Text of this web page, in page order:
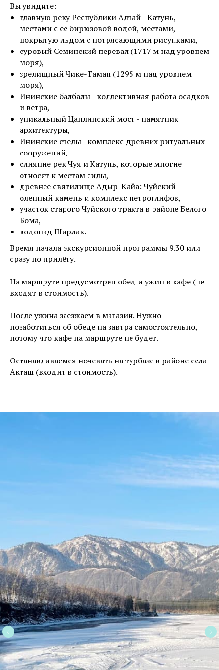
Вы увидите:
главную реку Республики Алтай - Катунь,
местами с ее бирюзовой водой, местами,
покрытую льдом с потрясающими рисунками,
суровый Семинский перевал (1717 м над уровнем
моря),
зрелищный Чике-Таман (1295 м над уровнем
моря),
Ининские балбалы - коллективная работа осадков
и ветра,
уникальный Цаплинский мост - памятник
архитектуры,
Ининские стелы - комплекс древних ритуальных
сооружений,
слияние рек Чуя и Катунь, которые многие
относят к местам силы,
древнее святилище Адыр-Кайа: Чуйский
оленный камень и комплекс петроглифов,
участок старого Чуйского тракта в районе Белого
Бома,
водопад Ширлак.
Время начала экскурсионной программы 9.30 или
сразу по прилёту.
На маршруте предусмотрен обед и ужин в кафе (не
входят в стоимость).
После ужина заезжаем в магазин. Нужно
позаботиться об обеде на завтра самостоятельно,
потому что кафе на маршруте не будет.
Останавливаемся ночевать на турбазе в районе села
Акташ (входит в стоимость).